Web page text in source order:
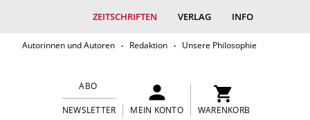
ZEITSCHRIFTEN VERLAG INFO
Autorinnen und Autoren Redaktion Unsere Philosophie
ABO
NEWSLETTER MEIN KONTO WARENKORB